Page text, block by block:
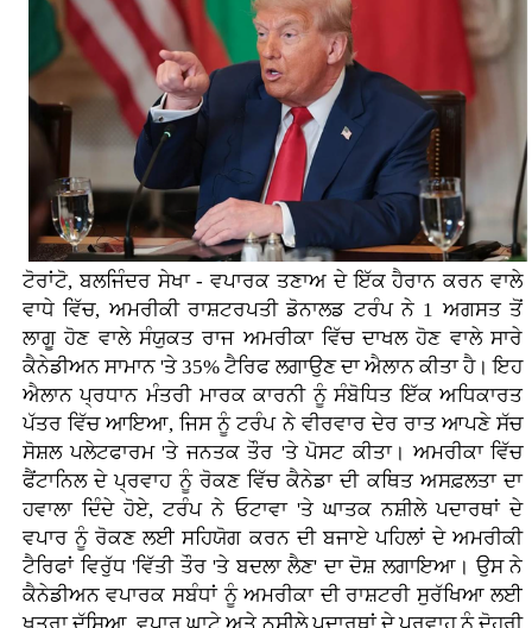
ਟੋਰਾਂਟੋ, ਬਲਜਿੰਦਰ ਸੇਖਾ - ਵਪਾਰਕ ਤਣਾਅ ਦੇ ਇੱਕ ਹੈਰਾਨ ਕਰਨ ਵਾਲੇ
ਵਾਧੇ ਵਿੱਚ, ਅਮਰੀਕੀ ਰਾਸ਼ਟਰਪਤੀ ਡੋਨਾਲਡ ਟਰੰਪ ਨੇ 1 ਅਗਸਤ ਤੋਂ
ਲਾਗੂ ਹੋਣ ਵਾਲੇ ਸੰਯੁਕਤ ਰਾਜ ਅਮਰੀਕਾ ਵਿੱਚ ਦਾਖਲ ਹੋਣ ਵਾਲੇ ਸਾਰੇ
ਕੈਨੇਡੀਅਨ ਸਾਮਾਨ 'ਤੇ 35% ਟੈਰਿਫ ਲਗਾਉਣ ਦਾ ਐਲਾਨ ਕੀਤਾ ਹੈ। ਇਹ
ਐਲਾਨ ਪ੍ਰਧਾਨ ਮੰਤਰੀ ਮਾਰਕ ਕਾਰਨੀ ਨੂੰ ਸੰਬੋਧਿਤ ਇੱਕ ਅਧਿਕਾਰਤ
ਪੱਤਰ ਵਿੱਚ ਆਇਆ, ਜਿਸ ਨੂੰ ਟਰੰਪ ਨੇ ਵੀਰਵਾਰ ਦੇਰ ਰਾਤ ਆਪਣੇ ਸੱਚ
ਸੋਸ਼ਲ ਪਲੇਟਫਾਰਮ 'ਤੇ ਜਨਤਕ ਤੌਰ 'ਤੇ ਪੋਸਟ ਕੀਤਾ। ਅਮਰੀਕਾ ਵਿੱਚ
ਫੈਂਟਾਨਿਲ ਦੇ ਪ੍ਰਵਾਹ ਨੂੰ ਰੋਕਣ ਵਿੱਚ ਕੈਨੇਡਾ ਦੀ ਕਥਿਤ ਅਸਫ਼ਲਤਾ ਦਾ
ਹਵਾਲਾ ਦਿੰਦੇ ਹੋਏ, ਟਰੰਪ ਨੇ ਓਟਾਵਾ 'ਤੇ ਘਾਤਕ ਨਸ਼ੀਲੇ ਪਦਾਰਥਾਂ ਦੇ
ਵਪਾਰ ਨੂੰ ਰੋਕਣ ਲਈ ਸਹਿਯੋਗ ਕਰਨ ਦੀ ਬਜਾਏ ਪਹਿਲਾਂ ਦੇ ਅਮਰੀਕੀ
ਟੈਰਿਫਾਂ ਵਿਰੁੱਧ 'ਵਿੱਤੀ ਤੌਰ 'ਤੇ ਬਦਲਾ ਲੈਣ' ਦਾ ਦੋਸ਼ ਲਗਾਇਆ। ਉਸ ਨੇ
ਕੈਨੇਡੀਅਨ ਵਪਾਰਕ ਸਬੰਧਾਂ ਨੂੰ ਅਮਰੀਕਾ ਦੀ ਰਾਸ਼ਟਰੀ ਸੁਰੱਖਿਆ ਲਈ